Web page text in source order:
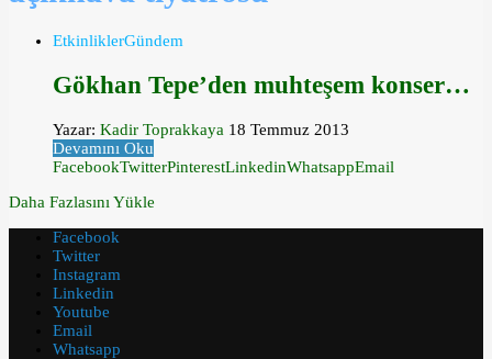
EtkinliklerGündem
Gökhan Tepe’den muhteşem konser…
Yazar: Kadir Toprakkaya 18 Temmuz 2013
Devamını Oku
FacebookTwitterPinterestLinkedinWhatsappEmail
Daha Fazlasını Yükle
Facebook
Twitter
Instagram
Linkedin
Youtube
Email
Whatsapp